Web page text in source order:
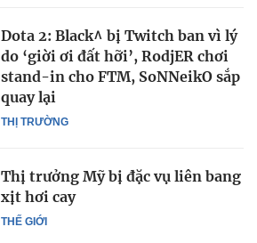
THỊ TRƯỜNG
Dota 2: Black^ bị Twitch ban vì lý
do ‘giời ơi đất hỡi’, RodjER chơi
stand-in cho FTM, SoNNeikO sắp
quay lại
THẾ GIỚI
Thị trưởng Mỹ bị đặc vụ liên bang
xịt hơi cay